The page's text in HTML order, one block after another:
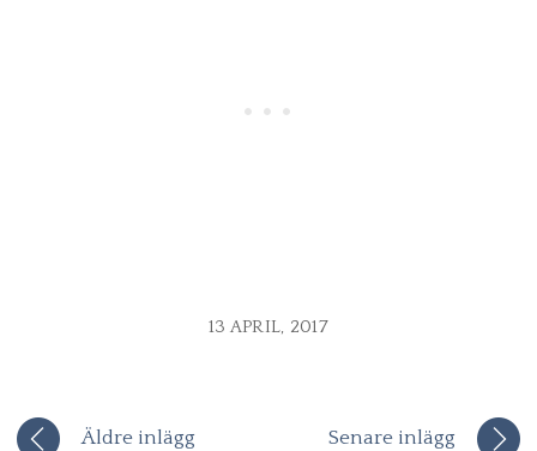
13 APRIL, 2017
Äldre inlägg Senare inlägg